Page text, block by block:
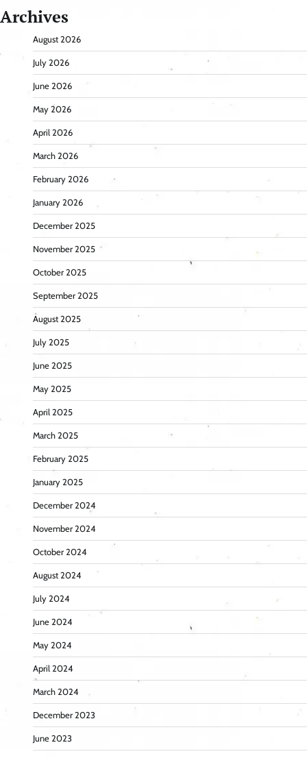
Archives
August 2026
July 2026
June 2026
May 2026
April 2026
March 2026
February 2026
January 2026
December 2025
November 2025
October 2025
September 2025
August 2025
July 2025
June 2025
May 2025
April 2025
March 2025
February 2025
January 2025
December 2024
November 2024
October 2024
August 2024
July 2024
June 2024
May 2024
April 2024
March 2024
December 2023
June 2023